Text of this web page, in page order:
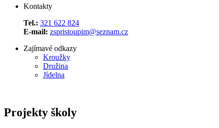
Kontakty
Tel.: 321 622 824
E-mail: zspristoupim@seznam.cz
Zajímavé odkazy
Kroužky
Družina
Jídelna
Projekty školy